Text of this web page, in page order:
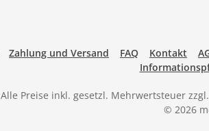
Zahlung und Versand FAQ Kontakt
Alle Preise inkl. gesetzl. Mehrwertsteuer zzgl.
© 2026